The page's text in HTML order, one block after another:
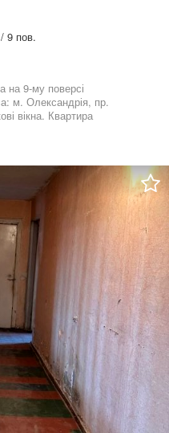
9 пов.
на 9-му поверсі
м. Олександрія, пр.
вікна. Квартира